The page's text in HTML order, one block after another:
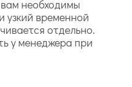
необходимы
узкий временной
отдельно.
у менеджера при